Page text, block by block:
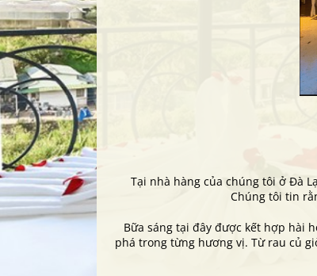
Tại nhà hàng của chúng tôi ở Đà
Chúng tôi tin
Bữa sáng tại đây được kết hợp hài
phá trong từng hương vị. Từ rau củ